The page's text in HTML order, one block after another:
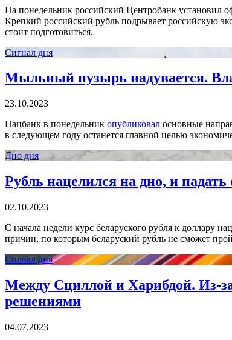
На понедельник российский Центробанк установил
Крепкий российский рубль подрывает российскую
стоит подготовиться.
Сигнал дня
Мыльный пузырь надувается.
23.10.2023
Нацбанк в понедельник опубликовал основные
в следующем году останется главной целью
Дно дня
Рубль нацелился на дно, и
02.10.2023
С начала недели курс беларуского рубля к доллару
причин, по которым беларуский рубль не сможет
Сигнал дня
Между Сциллой и Харибдой. Из-
решениями
04.07.2023